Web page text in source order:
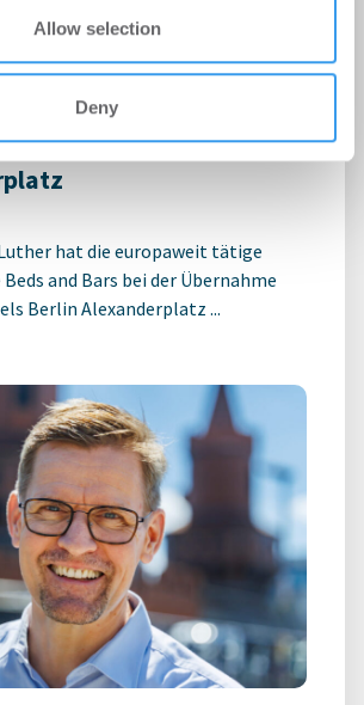
Allow selection
Deny
LUTHER berät Beds
Hotelübernahme am
hat die europaweit tätige
and Bars bei der Übernahme
Berlin Alexanderplatz ...